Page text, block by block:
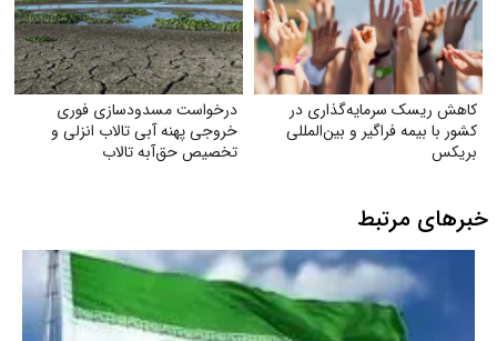
کاهش ریسک سرمایه‌گذاری در
کشور با بیمه فراگیر و بین‌المللی
بریکس
درخواست مسدودسازی فوری
خروجی پهنه آبی تالاب انزلی و
تخصیص حق‌آبه تالاب
خبرهای مرتبط